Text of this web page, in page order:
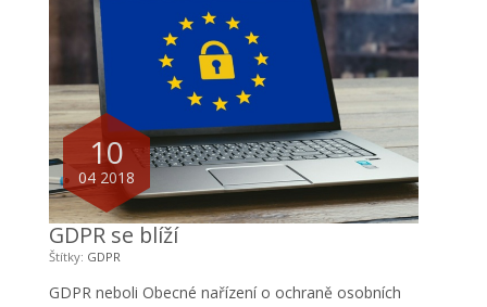
10
04 2018
GDPR se blíží
Štítky: GDPR
GDPR neboli Obecné nařízení o ochraně osobních